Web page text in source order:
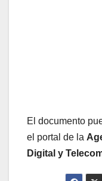
El documento
el portal de la
Digital y